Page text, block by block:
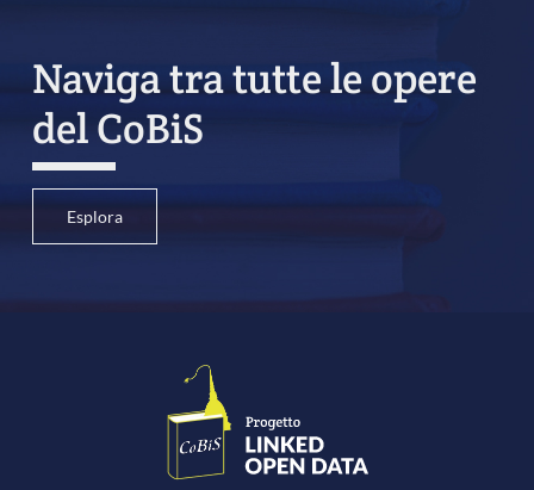
Naviga tra tutte le opere
del CoBiS
Esplora